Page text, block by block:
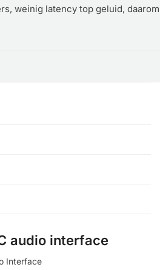
weinig latency top geluid, daarom
audio interface
Interface